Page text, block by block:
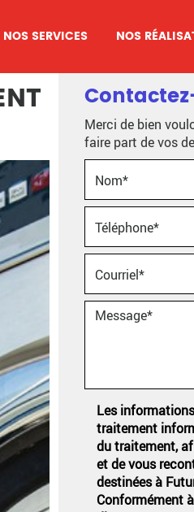
NOS SERVICES NOS
Merci de bien
faire part de vos
Les
traitement
du traitement,
et de vous
destinées à
Conformément